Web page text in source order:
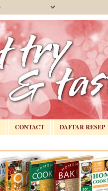
CONTACT DAFTAR RESEP